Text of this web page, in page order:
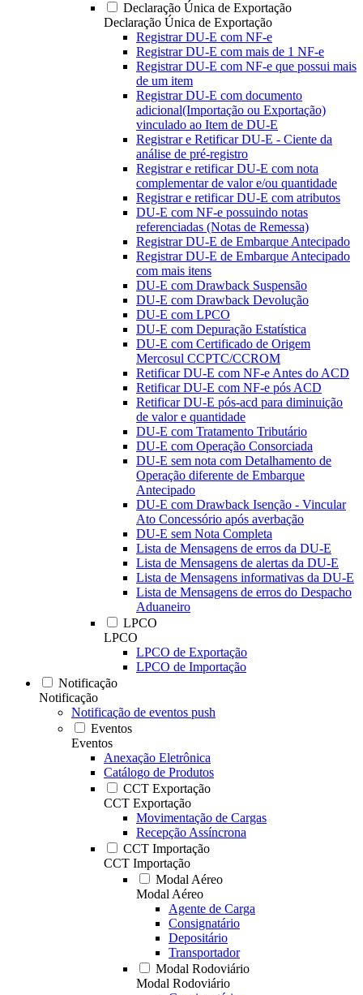
Declaração Única de Exportação
Declaração Única de Exportação
Registrar DU-E com NF-e
Registrar DU-E com mais de 1 NF-e
Registrar DU-E com NF-e que possui mais
de um item
Registrar DU-E com documento
adicional(Importação ou Exportação)
vinculado ao Item de DU-E
Registrar e Retificar DU-E - Ciente da
análise de pré-registro
Registrar e retificar DU-E com nota
complementar de valor e/ou quantidade
Registrar e retificar DU-E com atributos
DU-E com NF-e possuindo notas
referenciadas (Notas de Remessa)
Registrar DU-E de Embarque Antecipado
Registrar DU-E de Embarque Antecipado
com mais itens
DU-E com Drawback Suspensão
DU-E com Drawback Devolução
DU-E com LPCO
DU-E com Depuração Estatística
DU-E com Certificado de Origem
Mercosul CCPTC/CCROM
Retificar DU-E com NF-e Antes do ACD
Retificar DU-E com NF-e pós ACD
Retificar DU-E pós-acd para diminuição
de valor e quantidade
DU-E com Tratamento Tributário
DU-E com Operação Consorciada
DU-E sem nota com Detalhamento de
Operação diferente de Embarque
Antecipado
DU-E com Drawback Isenção - Vincular
Ato Concessório após averbação
DU-E sem Nota Completa
Lista de Mensagens de erros da DU-E
Lista de Mensagens de alertas da DU-E
Lista de Mensagens informativas da DU-E
Lista de Mensagens de erros do Despacho
Aduaneiro
LPCO
LPCO
LPCO de Exportação
LPCO de Importação
Notificação
Notificação
Notificação de eventos push
Eventos
Eventos
Anexação Eletrônica
Catálogo de Produtos
CCT Exportação
CCT Exportação
Movimentação de Cargas
Recepção Assíncrona
CCT Importação
CCT Importação
Modal Aéreo
Modal Aéreo
Agente de Carga
Consignatário
Depositário
Transportador
Modal Rodoviário
Modal Rodoviário